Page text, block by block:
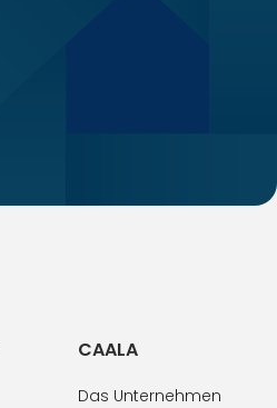
CAALA
Das Unternehmen